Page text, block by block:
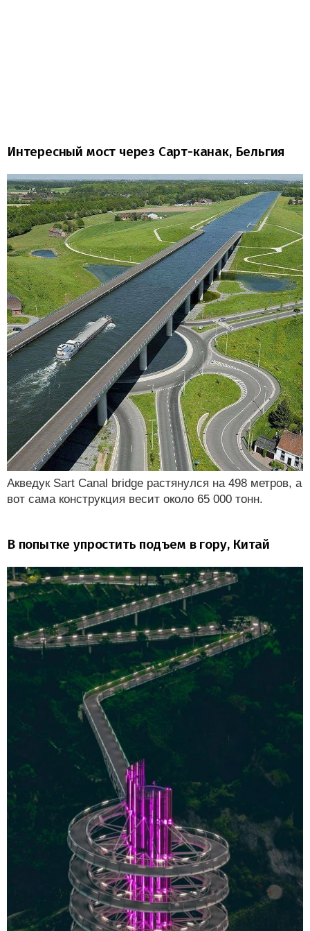
Интересный мост через Сарт-канак, Бельгия
Акведук Sart Canal bridge растянулся на 498 метров, а
вот сама конструкция весит около 65 000 тонн.
В попытке упростить подъем в гору, Китай